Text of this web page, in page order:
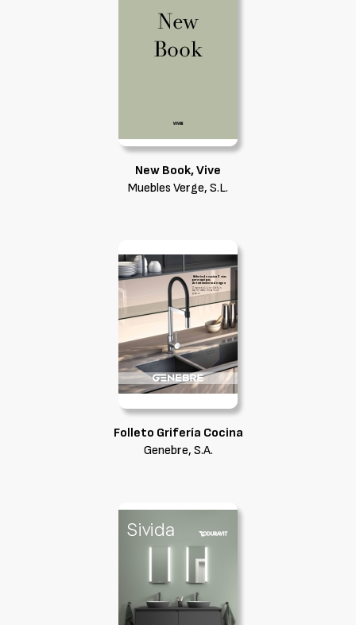
New Book, Vive
Muebles Verge, S.L.
Folleto Grifería Cocina
Genebre, S.A.